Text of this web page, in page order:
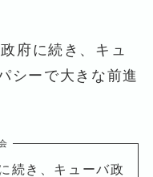
府に続き、キュ
シーで大きな前進
続き、キューバ政